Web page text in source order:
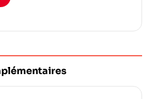
Pinterest